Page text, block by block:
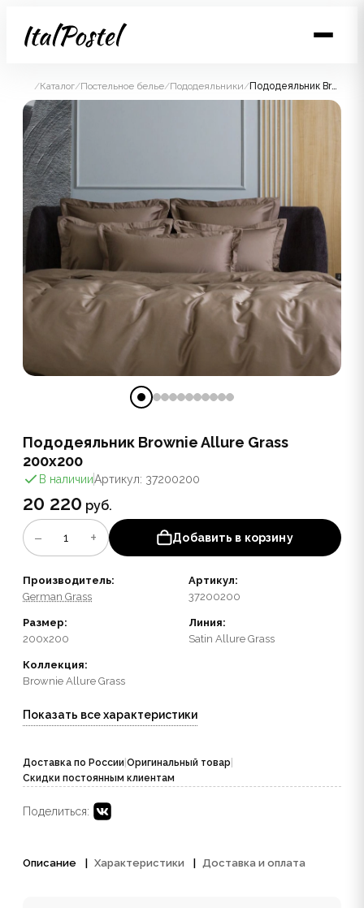
/Каталог/Постельное белье/Пододеяльники/ Пододеяльник Brownie Allure Grass 200x200
Пододеяльник Brownie Allure Grass
200x200
В наличииАртикул: 37200200
20 220 руб.
− 1 + Добавить в корзину
Производитель:
German Grass
Артикул:
37200200
Размер:
200x200
Линия:
Satin Allure Grass
Коллекция:
Brownie Allure Grass
Показать все характеристики
Доставка по России Оригинальный товар
Скидки постоянным клиентам
Поделиться:
Описание Характеристики Доставка и оплата